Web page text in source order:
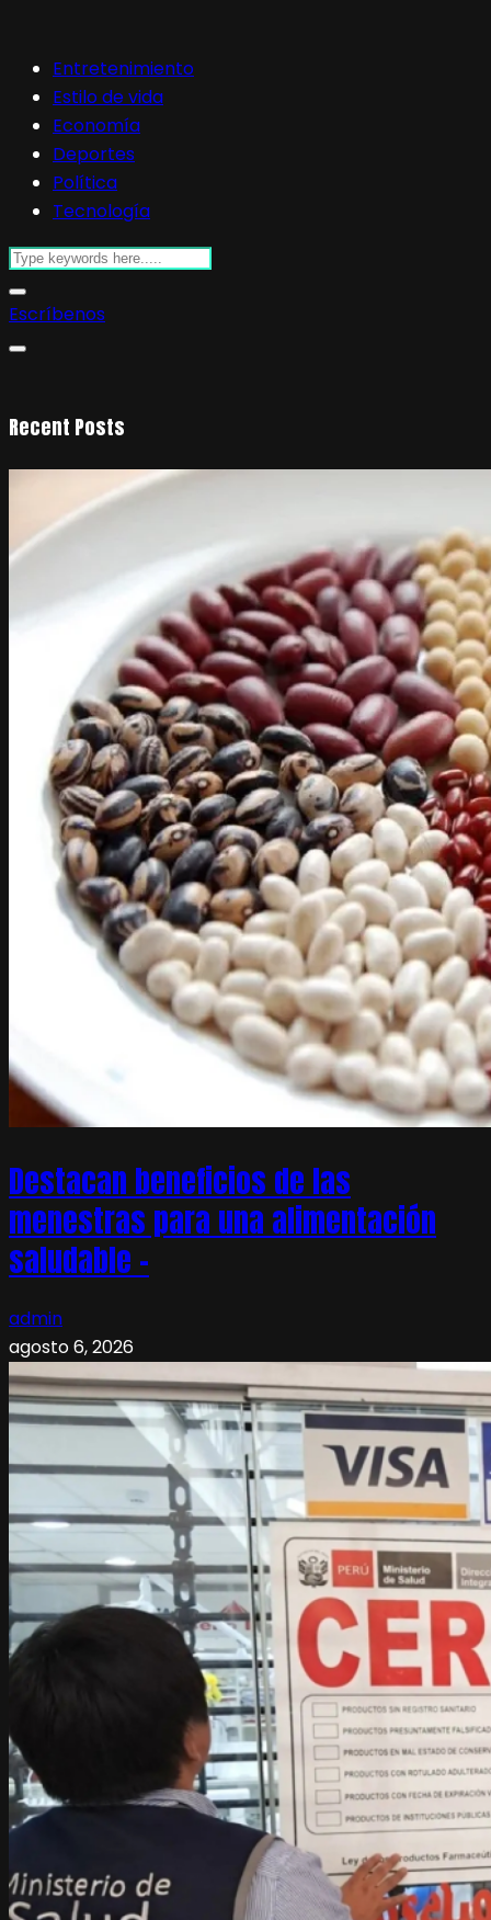
Entretenimiento
Estilo de vida
Economía
Deportes
Política
Tecnología
Escríbenos
Recent Posts
Destacan beneficios de las
menestras para una alimentación
saludable –
admin
agosto 6, 2026